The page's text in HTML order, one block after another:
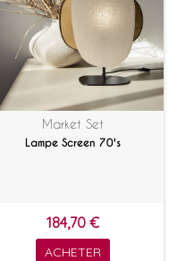
Market Set
Lampe Screen 70's
184,70 €
ACHETER